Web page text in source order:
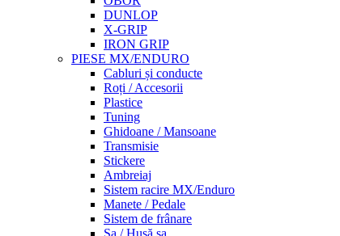
DUNLOP
X-GRIP
IRON GRIP
PIESE MX/ENDURO
Cabluri și conducte
Roți / Accesorii
Plastice
Tuning
Ghidoane / Mansoane
Transmisie
Stickere
Ambreiaj
Sistem racire MX/Enduro
Manete / Pedale
Sistem de frânare
Șa / Husă șa